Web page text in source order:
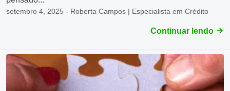
setembro 4, 2025 - Roberta Campos | Especialista em Crédito
Continuar lendo